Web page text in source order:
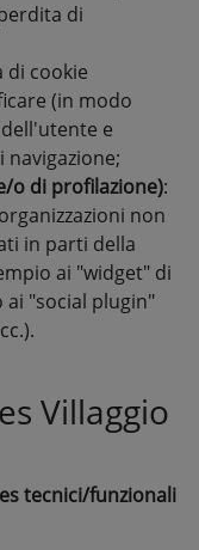
di
di cookie
(in modo
e
navigazione;
o di profilazione):
non
in parti della
ai "widget" di
ai "social plugin"
Villaggio
tecnici/funzionali